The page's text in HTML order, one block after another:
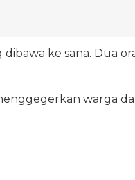
ke sana. Dua
warga